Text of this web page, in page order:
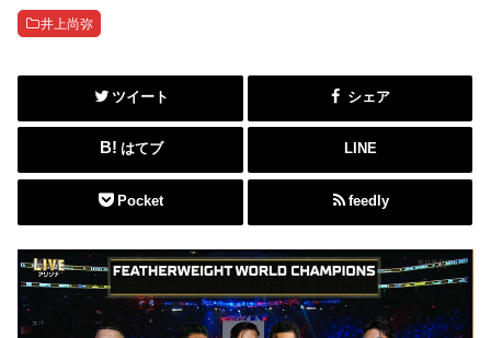
井上尚弥
ツイート シェア
はてブ LINE
Pocket feedly